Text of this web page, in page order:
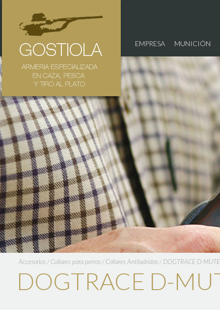
EMPRESA MUNICIÓN
Accesorios/ Collares para perros/ Collares Antiladridos/ DOGTRACE D-
DOGTRACE D-